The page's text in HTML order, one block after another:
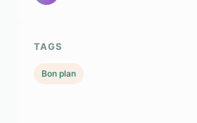
TAGS
Bon plan